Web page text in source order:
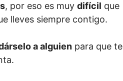
, por eso es muy difícil que
lleves siempre contigo.
a alguienpara que te